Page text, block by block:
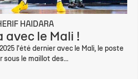
HAIDARA
avec le Mali !
l'été dernier avec le Mali, le poste
sous le maillot des...